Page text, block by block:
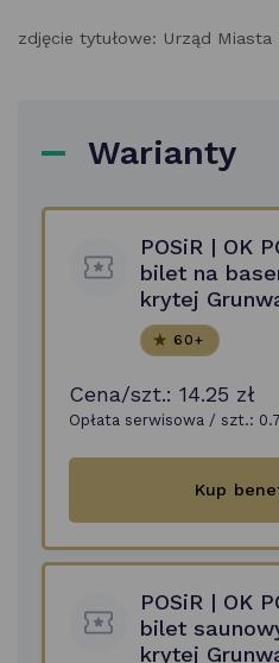
zdjęcie tytułowe: Urząd Miasta
Warianty
POSiR | OK
bilet na
krytej
60+
Cena/szt.: 14.25 zł
Opłata serwisowa / szt.:
Kup
POSiR | OK
bilet
krytej